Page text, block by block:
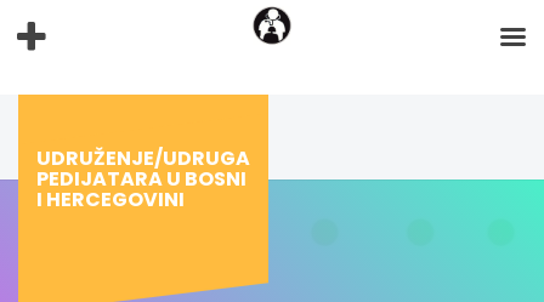
na
UDRUŽENJE/UDRUGA
PEDIJATARA U BOSNI
I HERCEGOVINI